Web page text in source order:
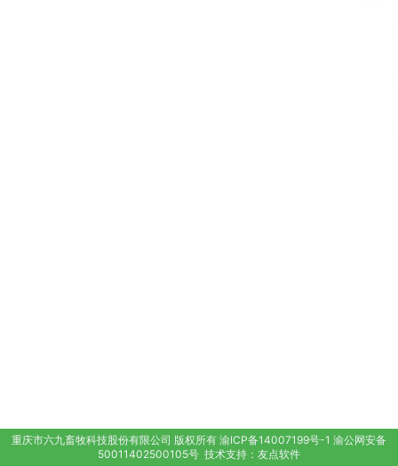
重庆市六九畜牧科技股份有限公司 版权所有 渝ICP备14007199号-1 渝公网安备
50011402500105号 技术支持： 友点软件